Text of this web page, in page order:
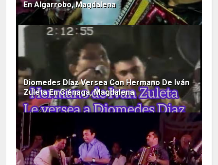
En Algarrobo, Magdalena
Diomedes Díaz Versea Con Hermano De Iván
Zuleta En Ciénaga, Magdalena